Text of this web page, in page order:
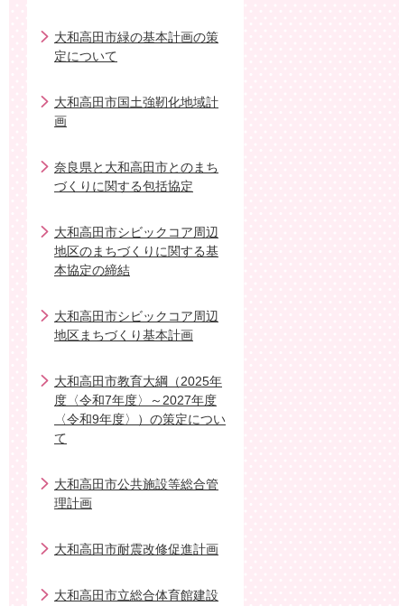
大和高田市緑の基本計画の策
定について
大和高田市国土強靭化地域計
画
奈良県と大和高田市とのまち
づくりに関する包括協定
大和高田市シビックコア周辺
地区のまちづくりに関する基
本協定の締結
大和高田市シビックコア周辺
地区まちづくり基本計画
大和高田市教育大綱（2025年
度〈令和7年度〉～2027年度
〈令和9年度〉）の策定につい
て
大和高田市公共施設等総合管
理計画
大和高田市耐震改修促進計画
大和高田市立総合体育館建設